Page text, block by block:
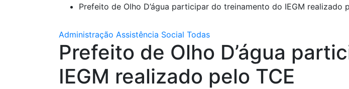
Prefeito de Olho D’água participar do treinamento do IEGM realizado
Administração Assistência Social Todas
Prefeito de Olho D’água
IEGM realizado pelo TCE